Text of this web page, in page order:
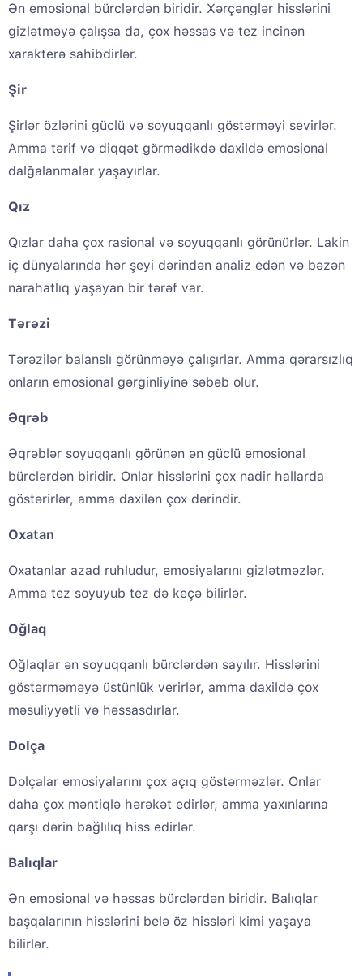
Ən emosional bürclərdən biridir. Xərçənglər hisslərini
gizlətməyə çalışsa da, çox həssas və tez incinən
xarakterə sahibdirlər.
Şir
Şirlər özlərini güclü və soyuqqanlı göstərməyi sevirlər.
Amma tərif və diqqət görmədikdə daxildə emosional
dalğalanmalar yaşayırlar.
Qız
Qızlar daha çox rasional və soyuqqanlı görünürlər. Lakin
iç dünyalarında hər şeyi dərindən analiz edən və bəzən
narahatlıq yaşayan bir tərəf var.
Tərəzi
Tərəzilər balanslı görünməyə çalışırlar. Amma qərarsızlıq
onların emosional gərginliyinə səbəb olur.
Əqrəb
Əqrəblər soyuqqanlı görünən ən güclü emosional
bürclərdən biridir. Onlar hisslərini çox nadir hallarda
göstərirlər, amma daxilən çox dərindir.
Oxatan
Oxatanlar azad ruhludur, emosiyalarını gizlətməzlər.
Amma tez soyuyub tez də keçə bilirlər.
Oğlaq
Oğlaqlar ən soyuqqanlı bürclərdən sayılır. Hisslərini
göstərməməyə üstünlük verirlər, amma daxildə çox
məsuliyyətli və həssasdırlar.
Dolça
Dolçalar emosiyalarını çox açıq göstərməzlər. Onlar
daha çox məntiqlə hərəkət edirlər, amma yaxınlarına
qarşı dərin bağlılıq hiss edirlər.
Balıqlar
Ən emosional və həssas bürclərdən biridir. Balıqlar
başqalarının hisslərini belə öz hissləri kimi yaşaya
bilirlər.